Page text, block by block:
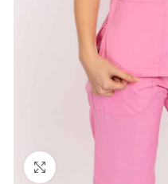
Büyütmek için tıklayın